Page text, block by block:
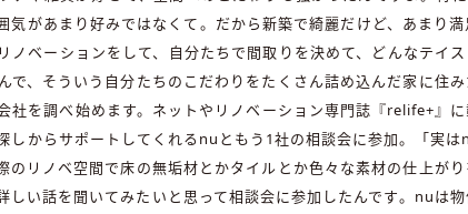
気があまり好みではなくて。だから新築で綺麗だけど、あまり
ノベーションをして、自分たちで間取りを決めて、どんなテイ
で、そういう自分たちのこだわりをたくさん詰め込んだ家に住
社を調べ始めます。ネットやリノベーション専門誌『relife+』
しからサポートしてくれるnuともう1社の相談会に参加。「実
のリノベ空間で床の無垢材とかタイルとか色々な素材の仕上が
しい話を聞いてみたいと思って相談会に参加したんです。nuは